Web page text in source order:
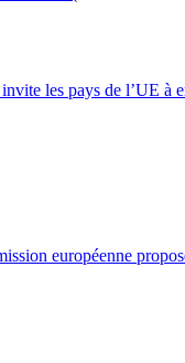
les pays de l’UE à
européenne